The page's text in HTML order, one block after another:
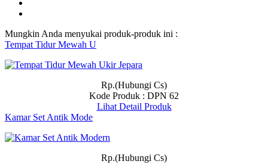
Mungkin Anda menyukai produk-produk ini :
Tempat Tidur Mewah U
Rp.(Hubungi Cs)
Kode Produk : DPN 62
Lihat Detail Produk
Kamar Set Antik Mode
Rp.(Hubungi Cs)